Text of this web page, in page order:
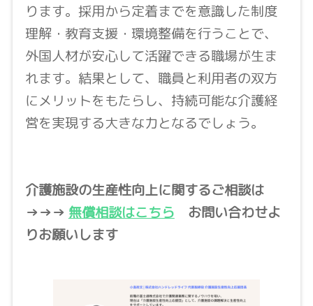
ります。採用から定着までを意識した制度
理解・教育支援・環境整備を行うことで、
外国人材が安心して活躍できる職場が生ま
れます。結果として、職員と利用者の双方
にメリットをもたらし、持続可能な介護経
営を実現する大きな力となるでしょう。
介護施設の生産性向上に関するご相談は
→→→ 無償相談はこちら お問い合わせよ
りお願いします